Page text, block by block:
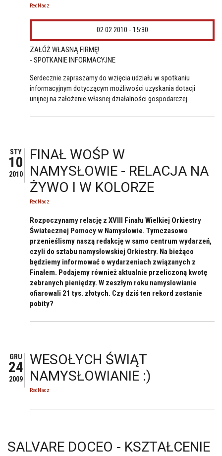
RedNacz
02.02.2010 - 15:30
ZAŁÓŻ WŁASNĄ FIRMĘ!
- SPOTKANIE INFORMACYJNE
Serdecznie zapraszamy do wzięcia udziału w spotkaniu
informacyjnym dotyczącym możliwości uzyskania dotacji
unijnej na założenie własnej działalności gospodarczej.
STY
10
2010
FINAŁ WOŚP W
NAMYSŁOWIE - RELACJA NA
ŻYWO I W KOLORZE
RedNacz
Rozpoczynamy relację z XVIII Finału Wielkiej Orkiestry
Światecznej Pomocy w Namysłowie. Tymczasowo
przenieślismy naszą redakcję w samo centrum wydarzeń,
czyli do sztabu namysłowskiej Orkiestry. Na bieżąco
będziemy informować o wydarzeniach związanych z
Finałem. Podajemy również aktualnie przeliczoną kwotę
zebranych pieniędzy. W zeszłym roku namyslowianie
ofiarowali 21 tys. złotych. Czy dziś ten rekord zostanie
pobity?
GRU
24
2009
WESOŁYCH ŚWIĄT
NAMYSŁOWIANIE :)
RedNacz
SALVARE DOCEO - KSZTAŁCENIE